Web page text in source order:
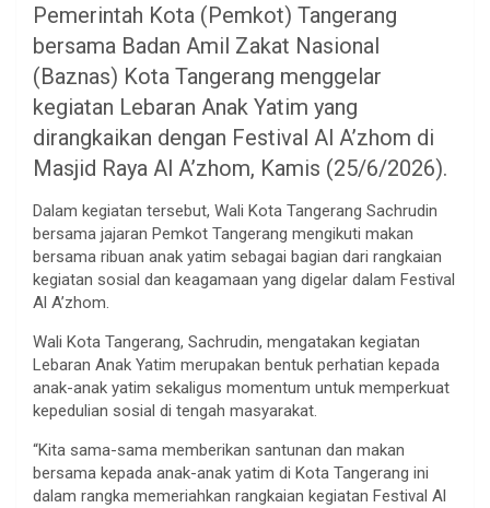
Pemerintah Kota (Pemkot) Tangerang
bersama Badan Amil Zakat Nasional
(Baznas) Kota Tangerang menggelar
kegiatan Lebaran Anak Yatim yang
dirangkaikan dengan Festival Al A’zhom di
Masjid Raya Al A’zhom, Kamis (25/6/2026).
Dalam kegiatan tersebut, Wali Kota Tangerang Sachrudin
bersama jajaran Pemkot Tangerang mengikuti makan
bersama ribuan anak yatim sebagai bagian dari rangkaian
kegiatan sosial dan keagamaan yang digelar dalam Festival
Al A’zhom.
Wali Kota Tangerang, Sachrudin, mengatakan kegiatan
Lebaran Anak Yatim merupakan bentuk perhatian kepada
anak-anak yatim sekaligus momentum untuk memperkuat
kepedulian sosial di tengah masyarakat.
“Kita sama-sama memberikan santunan dan makan
bersama kepada anak-anak yatim di Kota Tangerang ini
dalam rangka memeriahkan rangkaian kegiatan Festival Al